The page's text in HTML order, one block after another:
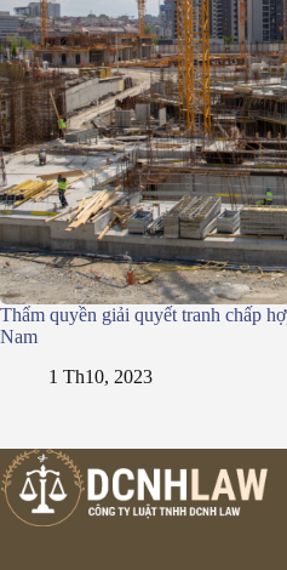
Thẩm quyền giải quyết tranh chấp
Nam
1 Th10, 2023